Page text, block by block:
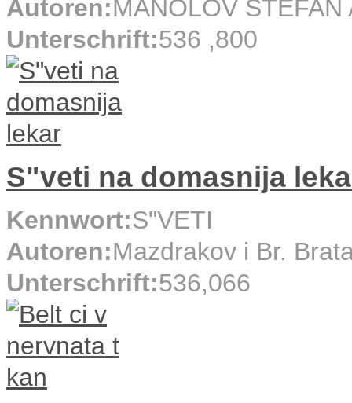
Autoren: MANOLOV
Unterschrift:536 ,800
S"veti na domasnija
Kennwort:S"VETI
Autoren:Mazdrakov i Br.
Unterschrift:536,066